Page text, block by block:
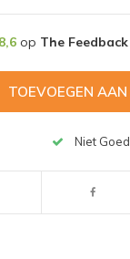
Afbeelding
8,6op The
TOEVOEGEN
Niet